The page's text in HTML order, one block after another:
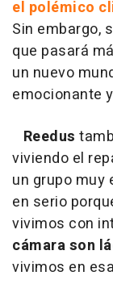
el polémico
Sin embargo,
que pasará
un nuevo
emocionante
Reedus
viviendo el
un grupo
en serio
vivimos con
cámara son
vivimos en